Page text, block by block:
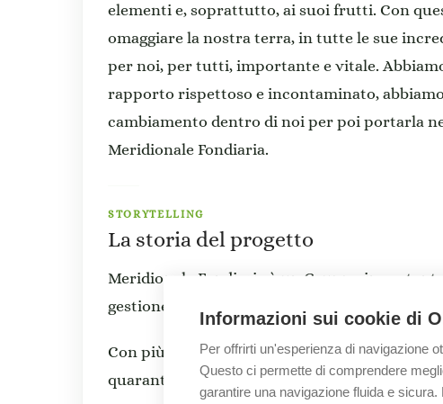
elementi e, soprattutto, ai suoi frutti. Con
omaggiare la nostra terra, in tutte le sue
per noi, per tutti, importante e vitale.
rapporto rispettoso e incontaminato,
cambiamento dentro di noi per poi portarla
Meridionale Fondiaria.
STORYTELLING
La storia del progetto
Meridionale Fondiaria è un Gruppo in
gestione della compravendita di appartamenti
Con più di 1500 immobili a disposizione nel
quarant’anni il leader del settore immobiliare
Informazioni sui cookie di
Per offrirti un'esperienza di navigazione
Questo ci permette di comprendere
garantire una navigazione fluida e